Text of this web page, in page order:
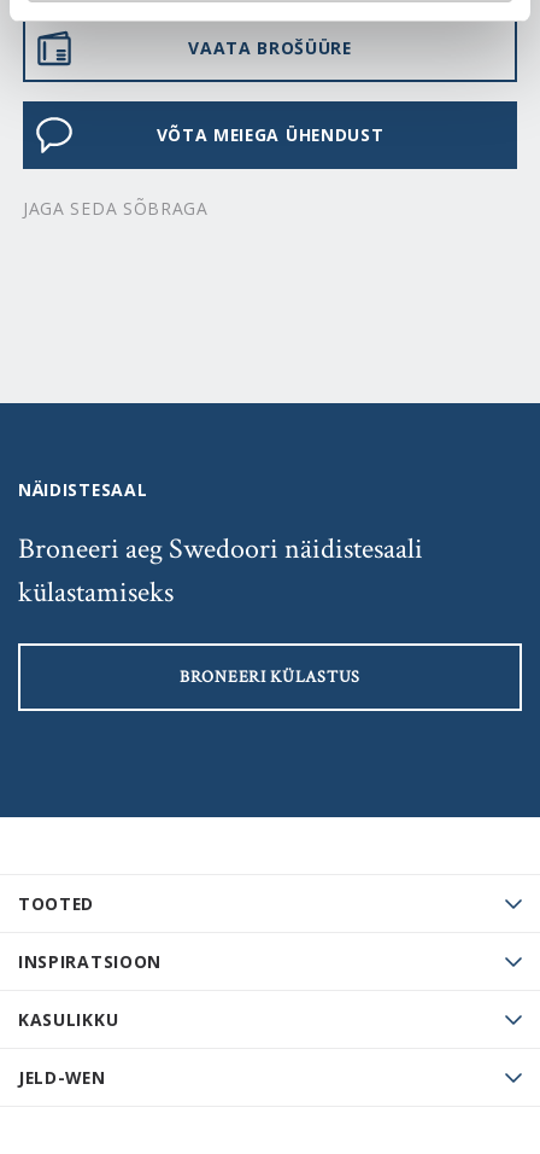
VAATA BROŠÜÜRE
VÕTA MEIEGA ÜHENDUST
JAGA SEDA SÕBRAGA
TOOTED
INSPIRATSIOON
KASULIKKU
JELD-WEN
NÄIDISTESAAL
Broneeri aeg Swedoori näidistesaali
külastamiseks
BRONEERI KÜLASTUS